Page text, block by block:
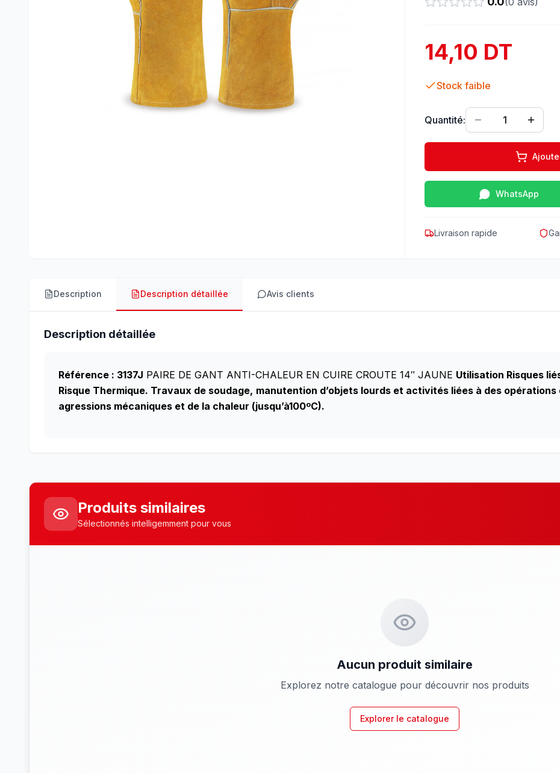
14,10 DT
Stock faible
Quantité: 1
WhatsApp
Livraison rapide
Description Description détaillée Avis clients
Description détaillée
Référence : 3137J PAIRE DE GANT ANTI-CHALEUR EN CUIRE CROUTE 14″ JAUNE Utilisation Risques
Risque Thermique. Travaux de soudage, manutention d’objets lourds et activités liées à des
agressions mécaniques et de la chaleur (jusqu’à100ºC).
Produits similaires
Sélectionnés intelligemment pour vous
Aucun produit similaire
Explorez notre catalogue pour découvrir nos produits
Explorer le catalogue